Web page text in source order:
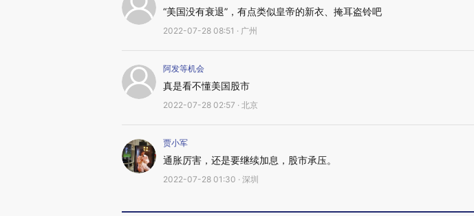
“美国没有衰退”，有点类似皇帝的新衣、掩耳盗铃吧
2022-07-28 08:51 · 广州
阿发等机会
真是看不懂美国股市
2022-07-28 02:57 · 北京
贾小军
通胀厉害，还是要继续加息，股市承压。
2022-07-28 01:30 · 深圳